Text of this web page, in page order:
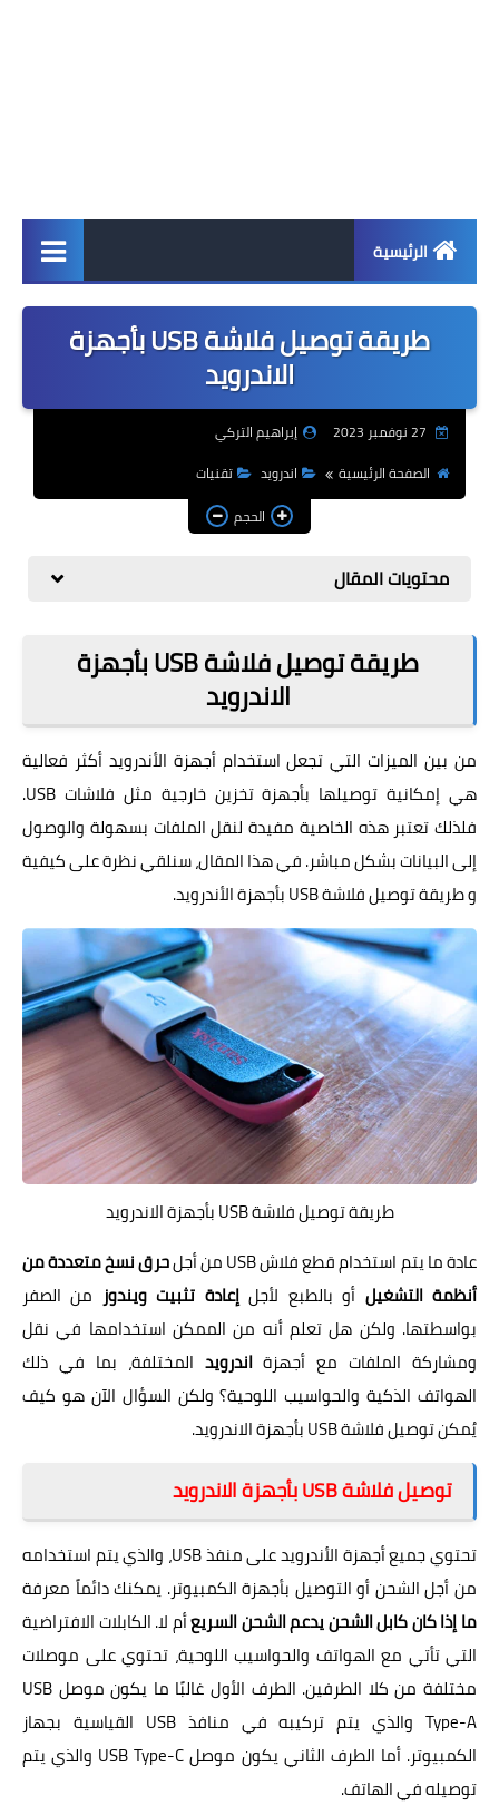
الرئيسية
اخبار
ابل
اندرويد
مراجعات
الربح من الانترنت
ذكاء اصطناعي
طريقة توصيل فلاشة USB بأجهزة
الاندرويد
إبراهيم التركي
الصفحة الرئيسية
اندرويد
تقنيات
الحجم
محتويات المقال
طريقة توصيل فلاشة USB بأجهزة
الاندرويد
من بين الميزات التي تجعل استخدام أجهزة الأندرويد أكثر فعالية
هي إمكانية توصيلها بأجهزة تخزين خارجية مثل فلاشات USB.
فلذلك تعتبر هذه الخاصية مفيدة لنقل الملفات بسهولة والوصول
إلى البيانات بشكل مباشر. في هذا المقال، سنلقي نظرة على كيفية
و طريقة توصيل فلاشة USB بأجهزة الأندرويد.
طريقة توصيل فلاشة USB بأجهزة الاندرويد
عادة ما يتم استخدام قطع فلاش USB من أجل
حرق نسخ متعددة من
أنظمة التشغيل أو بالطبع لأجلإعادة تثبيت ويندوز من الصفر
بواسطتها. ولكن هل تعلم أنه من الممكن استخدامها في نقل
ومشاركة الملفات مع أجهزة اندرويد المختلفة، بما في ذلك
الهواتف الذكية والحواسيب اللوحية؟ ولكن السؤال الآن هو كيف
يُمكن توصيل فلاشة USB بأجهزة الاندرويد.
توصيل فلاشة USB بأجهزة الاندرويد
تحتوي جميع أجهزة الأندرويد على منفذ USB، والذي يتم استخدامه
من أجل الشحن أو التوصيل بأجهزة الكمبيوتر. يمكنك دائماً معرفة
ما إذا كان كابل الشحن يدعم الشحن السريعأم لا. الكابلات الافتراضية
التي تأتي مع الهواتف والحواسيب اللوحية، تحتوي على موصلات
مختلفة من كلا الطرفين. الطرف الأول غالبًا ما يكون موصل USB
Type-A والذي يتم تركيبه في منافذ USB القياسية بجهاز
الكمبيوتر. أما الطرف الثاني يكون موصل USB Type-C والذي يتم
توصيله في الهاتف.